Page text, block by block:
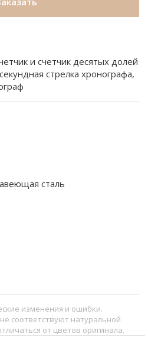
и счетчик десятых долей
стрелка хронографа,
сталь
изменения и ошибки.
соответствуют натуральной
от цветов оригинала.